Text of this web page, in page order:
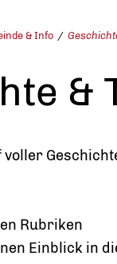
& Info
&
Rubriken
Einblick in